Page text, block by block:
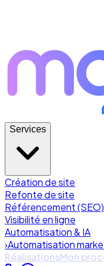
Services
Création de site
Refonte de site
Référencement (SEO)
Visibilité en ligne
Automatisation & IA
›Automatisation
RéalisationsMon